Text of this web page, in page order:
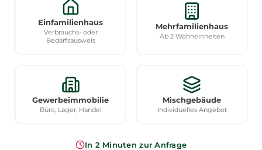
Einfamilienhaus
Verbrauchs- oder
Bedarfsausweis
Mehrfamilienhaus
Ab 2 Wohneinheiten
Gewerbeimmobilie
Büro, Lager, Handel
Mischgebäude
Individuelles Angebot
In 2 Minuten zur Anfrage